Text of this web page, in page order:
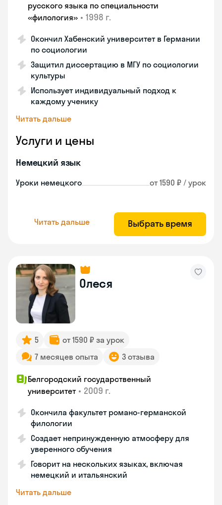
русского языка по специальности
«филология» • 1998 г.
Окончил Хабенский университет в Германии
по социологии
Защитил диссертацию в МГУ по социологии
культуры
Использует индивидуальный подход к
каждому ученику
Читать дальше
Услуги и цены
Немецкий язык
Уроки немецкого от 1590 ₽ / урок
Читать дальше Выбрать время
Олеся
5
от 1590 ₽ за урок
7 месяцев опыта
3 отзыва
Белгородский государственный
университет • 2009 г.
Окончила факультет романо-германской
филологии
Создает непринужденную атмосферу для
уверенного обучения
Говорит на нескольких языках, включая
немецкий и итальянский
Читать дальше